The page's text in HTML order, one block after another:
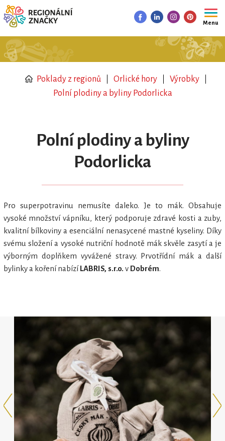
Menu
Poklady z regionů Orlické hory
Výrobky
Polní plodiny a byliny Podorlicka
Polní plodiny a byliny
Podorlicka
Pro superpotravinu nemusíte daleko. Je to mák. Obsahuje
vysoké množství vápníku, který podporuje zdravé kosti a zuby,
kvalitní bílkoviny a esenciální nenasycené mastné kyseliny. Díky
svému složení a vysoké nutriční hodnotě mák skvěle zasytí a je
výborným doplňkem vyvážené stravy. Prvotřídní mák a další
bylinky a koření nabízí LABRIS, s.r.o. v Dobrém.